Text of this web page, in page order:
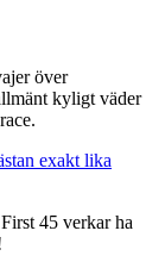
över
kyligt väder
exakt lika
45 verkar ha